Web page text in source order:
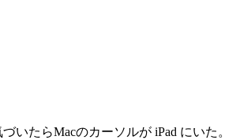
いたらMacのカーソルが iPad にいた。